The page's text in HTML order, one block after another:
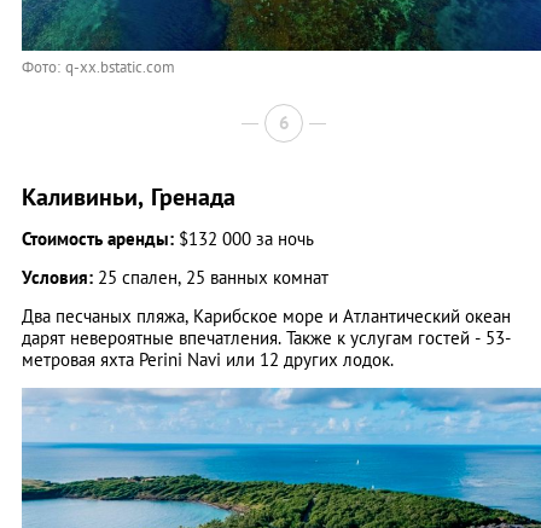
Фото: q-xx.bstatic.com
6
Каливиньи, Гренада
Стоимость аренды: $132 000 за ночь
Условия: 25 спален, 25 ванных комнат
Два песчаных пляжа, Карибское море и Атлантический океан
дарят невероятные впечатления. Также к услугам гостей - 53-
метровая яхта Perini Navi или 12 других лодок.